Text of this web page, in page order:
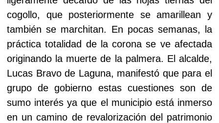
cogollo, que posteriormente se amarillean y
también se marchitan. En pocas semanas, la
práctica totalidad de la corona se ve afectada
originando la muerte de la palmera. El alcalde,
Lucas Bravo de Laguna, manifestó que para el
grupo de gobierno estas cuestiones son de
sumo interés ya que el municipio está inmerso
en un camino de revalorización del patrimonio